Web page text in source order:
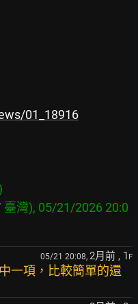
01_18916
灣), 05/21/2026 20:0
05/21 20:08, 2月前 , 1 F
一項，比較簡單的還